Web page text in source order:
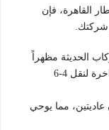
القاهرة، فإن
شركتك.
سيارات الـ 7 ركاب الحديثة مظهراً
أنيقاً ومحترماً. استخدام مركبة واحدة فاخرة لنقل 4-6
مما يوحي